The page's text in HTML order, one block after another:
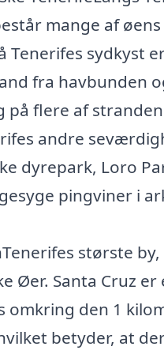
mange af
Tenerifes sydkyst
fra havbunden
på flere af
andre
dyrepark, Loro
pingviner i
største
Øer. Santa Cruz
den 1
betyder, at